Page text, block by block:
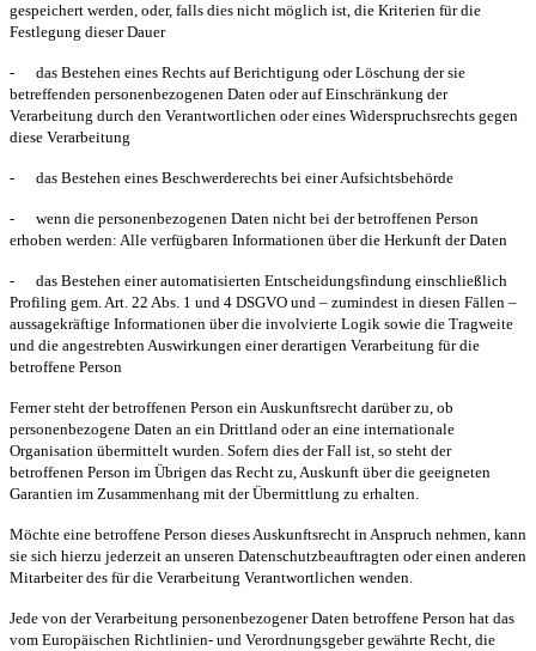
gespeichert werden, oder, falls dies nicht möglich ist, die Kriterien für die
Festlegung dieser Dauer
-
das Bestehen eines Rechts auf Berichtigung oder Löschung der sie
betreffenden personenbezogenen Daten oder auf Einschränkung der
Verarbeitung durch den Verantwortlichen oder eines Widerspruchsrechts gegen
diese Verarbeitung
- das Bestehen eines Beschwerderechts bei einer Aufsichtsbehörde
-
wenn die personenbezogenen Daten nicht bei der betroffenen Person
erhoben werden: Alle verfügbaren Informationen über die Herkunft der Daten
-
das Bestehen einer automatisierten Entscheidungsfindung einschließlich
Profiling gem. Art. 22 Abs. 1 und 4 DSGVO und – zumindest in diesen Fällen –
aussagekräftige Informationen über die involvierte Logik sowie die Tragweite
und die angestrebten Auswirkungen einer derartigen Verarbeitung für die
betroffene Person
Ferner steht der betroffenen Person ein Auskunftsrecht darüber zu, ob
personenbezogene Daten an ein Drittland oder an eine internationale
Organisation übermittelt wurden. Sofern dies der Fall ist, so steht der
betroffenen Person im Übrigen das Recht zu, Auskunft über die geeigneten
Garantien im Zusammenhang mit der Übermittlung zu erhalten.
Möchte eine betroffene Person dieses Auskunftsrecht in Anspruch nehmen, kann
sie sich hierzu jederzeit an unseren Datenschutzbeauftragten oder einen anderen
Mitarbeiter des für die Verarbeitung Verantwortlichen wenden.
Jede von der Verarbeitung personenbezogener Daten betroffene Person hat das
vom Europäischen Richtlinien- und Verordnungsgeber gewährte Recht, die